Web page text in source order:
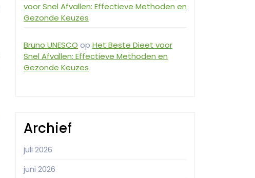
voor Snel Afvallen: Effectieve Methoden en
Gezonde Keuzes
Bruno UNESCO op Het Beste Dieet voor
Snel Afvallen: Effectieve Methoden en
Gezonde Keuzes
Archief
juli 2026
juni 2026